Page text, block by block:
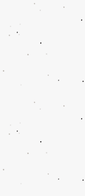
6件の記事